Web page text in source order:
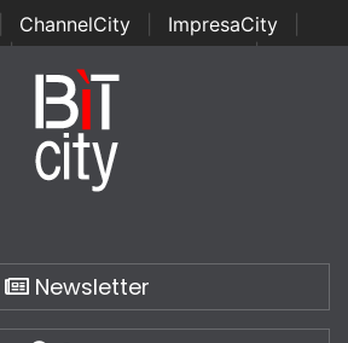
ChannelCity ImpresaCity
| Italian Channel Awards | Italian
Italian Security Awards
Newsletter